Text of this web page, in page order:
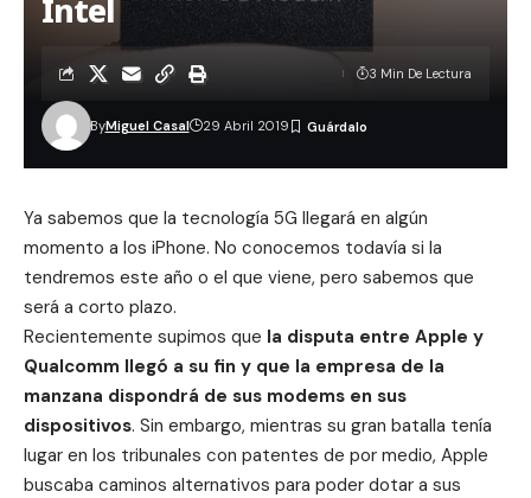
Intel
ByMiguel Casal 29 Abril 2019
3 Min De Lectura
Ya sabemos que la tecnología 5G llegará en algún
momento a los iPhone. No conocemos todavía si la
tendremos este año o el que viene, pero sabemos que
será a corto plazo.
Recientemente supimos que la disputa entre Apple y
Qualcomm llegó a su fin y que la empresa de la
manzana dispondrá de sus modems en sus
dispositivos. Sin embargo, mientras su gran batalla tenía
lugar en los tribunales con patentes de por medio, Apple
buscaba caminos alternativos para poder dotar a sus